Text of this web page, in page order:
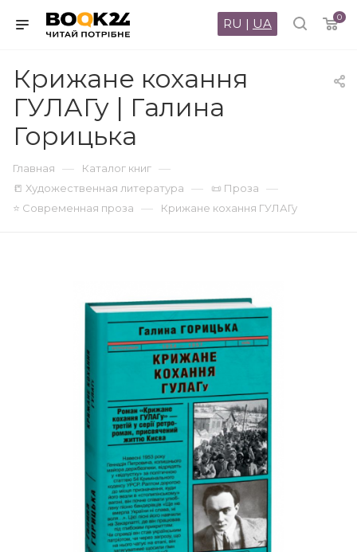
0
RU | UA
Крижане кохання
ГУЛАГу | Галина
Горицька
Главная — Каталог книг —
📒 Художественная литература — 📜 Проза —
⭐ Современная проза — Крижане кохання ГУЛАГу